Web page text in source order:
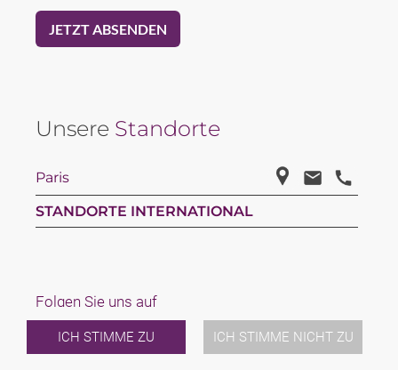
ICH STIMME ZU ICH STIMME NICHT ZU
Unsere Standorte
Paris
STANDORTE INTERNATIONAL
Folgen Sie uns auf
LinkedinFacebookYoutube